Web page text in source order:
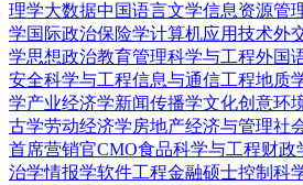
理学大数据中国语言文学信息资源管
学国际政治保险学计算机应用技术外
学思想政治教育管理科学与工程外国
安全科学与工程信息与通信工程地质
学产业经济学新闻传播学文化创意环
古学劳动经济学房地产经济与管理社
首席营销官CMO食品科学与工程财政
治学情报学软件工程金融硕士控制科